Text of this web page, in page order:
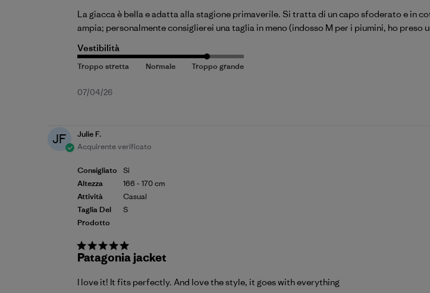
La giacca è bella e adatta alla stagione primaverile. Si tratta di un capo sfoderato e in
ampia; personalmente consiglierei una taglia in meno (indosso M per i piumini, ho preso
Vestibilità
Data
07/04/26
JF
Julie F.
Acquirente verificato
Consigliato
Altezza
Attività
Taglia Del
Prodotto
Si
166 - 170 cm
Casual
S
Patagonia jacket
I love it! It fits perfectly. And love the style, it goes with everything